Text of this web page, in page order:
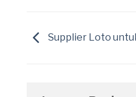
Supplier Loto